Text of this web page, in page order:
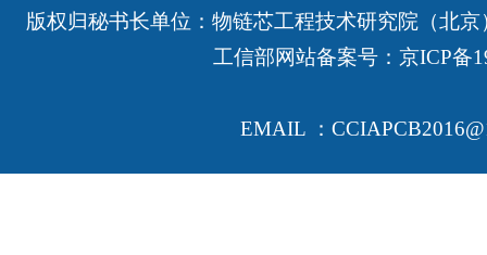
版权归秘书长单位：物链芯工程技术研究院（北
工信部网站备案号： 京ICP备
EMAIL ：